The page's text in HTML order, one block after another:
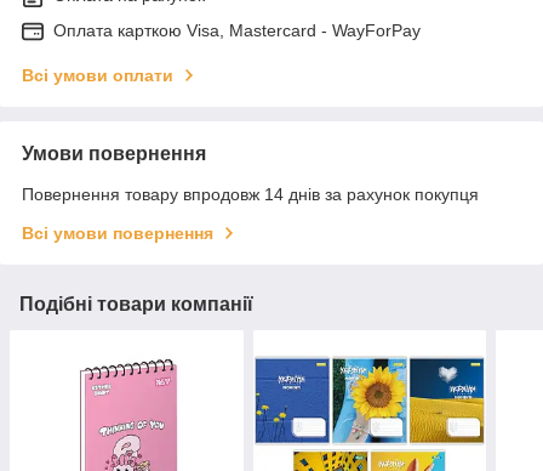
Оплата карткою Visa, Mastercard - WayForPay
Всі умови оплати
Умови повернення
Повернення товару впродовж 14 днів за рахунок покупця
Всі умови повернення
Подібні товари компанії